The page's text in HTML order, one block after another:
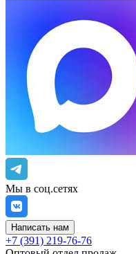
Мы в соц.сетях
Написать нам
+7 (391) 219-76-76